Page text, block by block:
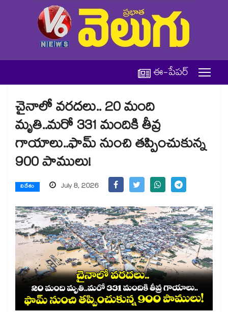
ఈ-పేపర్
చైనాలో వరదలు.. 20 మంది
మృతి..మరో 331 మందికి తీవ్ర
గాయాలు..ఫామ్ నుంచి తప్పించుకున్న
900 పాములు!
విదేశం July 8, 2026